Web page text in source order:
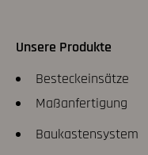
Unsere Produkte
Besteckeinsätze
Maßanfertigung
Baukastensystem